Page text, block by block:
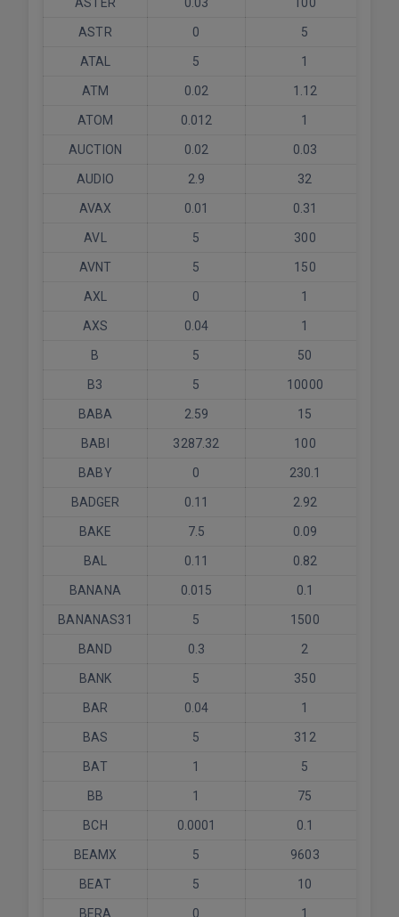
ASTR 0 5
ATAL 5 1
ATM 0.02 1.12
ATOM 0.012 1
AUCTION 0.02 0.03
AUDIO 2.9 32
AVAX 0.01 0.31
AVL 5 300
AVNT 5 150
AXL 0 1
AXS 0.04 1
B 5 50
B3 5 10000
BABA 2.59 15
BABI 3287.32 100
BABY 0 230.1
BADGER 0.11 2.92
BAKE 7.5 0.09
BAL 0.11 0.82
BANANA 0.015 0.1
BANANAS31 5 1500
BAND 0.3 2
BANK 5 350
BAR 0.04 1
BAS 5 312
BAT 1 5
BB 1 75
BCH 0.0001 0.1
BEAMX 5 9603
BEAT 5 10
BERA 0 1